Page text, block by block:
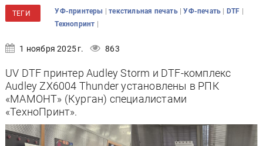
ТЕГИ УФ-принтеры |текстильная печать |УФ-печать | DTF |
Технопринт |
1 ноября 2025 г. 863
UV DTF принтер Audley Storm и DTF-комплекс
Audley ZX6004 Thunder установлены в РПК
«МАМОНТ» (Курган) специалистами
«ТехноПринт».